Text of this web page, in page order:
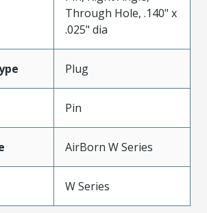
Through Hole, .140" x
.025" dia
Plug
Pin
AirBorn W Series
W Series